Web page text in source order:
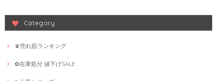
Category
♛売れ筋ランキング
✿在庫処分 値下げSALE